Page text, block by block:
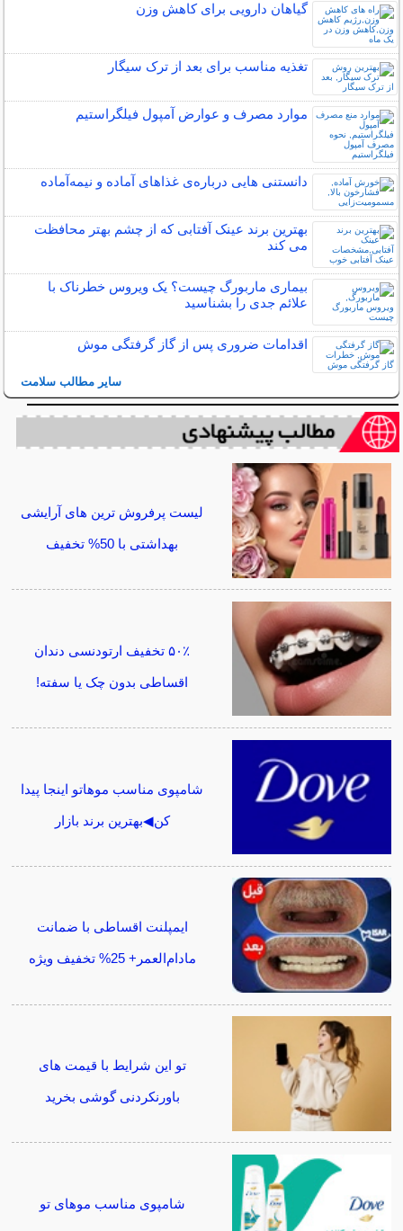
گیاهان دارویی برای کاهش وزن
تغذیه مناسب برای بعد از ترک سیگار
موارد مصرف و عوارض آمپول فیلگراستیم
دانستنی هایی درباره‌ی غذاهای آماده و نیمه‌آماده
بهترین برند عینک آفتابی که از چشم بهتر محافظت
می کند
بیماری ماربورگ چیست؟ یک ویروس خطرناک با
علائم جدی را بشناسید
اقدامات ضروری پس از گاز گرفتگی موش
سایر مطالب سلامت
لیست پرفروش ترین های آرایشی
بهداشتی با 50% تخفیف
۵۰٪ تخفیف ارتودنسی دندان
اقساطی بدون چک یا سفته!
شامپوی مناسب موهاتو اینجا پیدا
کن◀بهترین برند بازار
ایمپلنت اقساطی با ضمانت
مادام‌العمر+ 25% تخفیف ویژه
تو این شرایط با قیمت های
باورنکردنی گوشی بخرید
شامپوی مناسب موهای تو